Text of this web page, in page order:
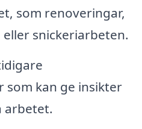
som renoveringar,
snickeriarbeten.
som kan ge insikter
arbetet.